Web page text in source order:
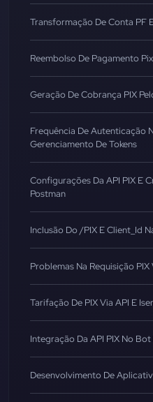
Transformação De Conta PF
Reembolso De Pagamento
Geração De Cobrança PIX
Frequência De Autenticação
Gerenciamento De Tokens
Configurações Da API PIX E
Postman
Inclusão Do /PIX E Client_Id
Problemas Na Requisição
Tarifação De PIX Via API E
Integração Da API PIX No
Desenvolvimento De